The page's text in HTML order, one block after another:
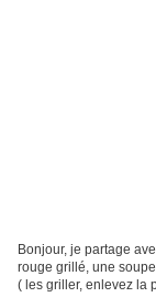
Bonjour, je partage
rouge grillé, une
( les griller, enlevez la